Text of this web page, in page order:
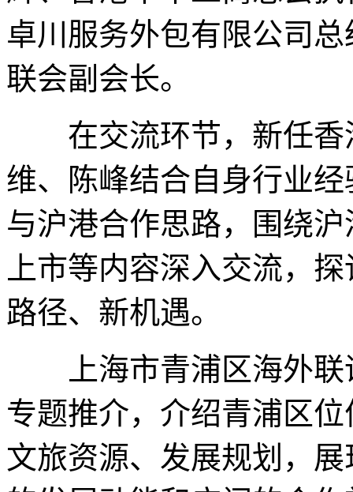
卓川服务外包有限公司
联会副会长。
在交流环节，新任香
维、陈峰结合自身行业
与沪港合作思路，围绕
上市等内容深入交流，
路径、新机遇。
上海市青浦区海外联
专题推介，介绍青浦区
文旅资源、发展规划，